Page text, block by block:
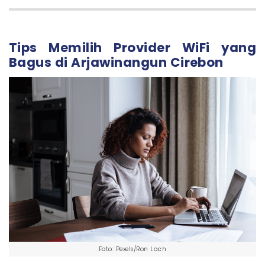
Tips Memilih Provider WiFi yang
Bagus di Arjawinangun Cirebon
Foto: Pexels/Ron Lach